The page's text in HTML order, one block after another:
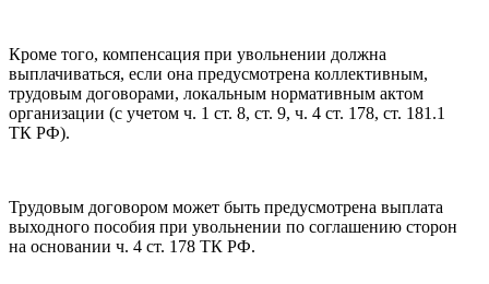
Кроме того, компенсация при увольнении должна
выплачиваться, если она предусмотрена коллективным,
трудовым договорами, локальным нормативным актом
организации (с учетом ч. 1 ст. 8, ст. 9, ч. 4 ст. 178, ст. 181.1
ТК РФ).
Трудовым договором может быть предусмотрена выплата
выходного пособия при увольнении по соглашению сторон
на основании ч. 4 ст. 178 ТК РФ.